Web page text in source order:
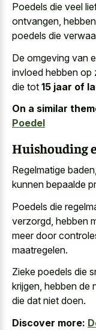
Poedels die veel
ontvangen,
poedels die
De omgeving van
invloed hebben op
die tot 15 jaar of
On a similar
Poedel
Huishouding
Regelmatige
kunnen bepaalde
Poedels die
verzorgd, hebben
meer door
maatregelen.
Zieke poedels die
krijgen, hebben de
die dat niet doen.
Discover more: